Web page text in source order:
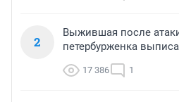
2
Выжившая после
петербурженка
17 386 1